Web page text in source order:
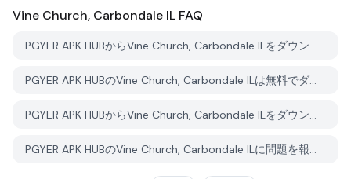
Vine Church, Carbondale IL FAQ
PGYER APK HUBからVine Church, Carbondale ILをダウンロードする方法は？
PGYER APK HUBのVine Church, Carbondale ILは無料でダウンロードできますか？
PGYER APK HUBからVine Church, Carbondale ILをダウンロードするにはアカウントが必要ですか？
PGYER APK HUBのVine Church, Carbondale ILに問題を報告する方法は？